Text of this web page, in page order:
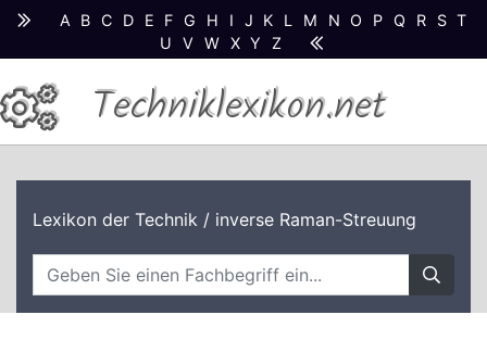
A B C D E F G H I J K L M N O P Q R S T
U
V W X Y Z
Techniklexikon.net
Lexikon der Technik / inverse Raman-Streuung